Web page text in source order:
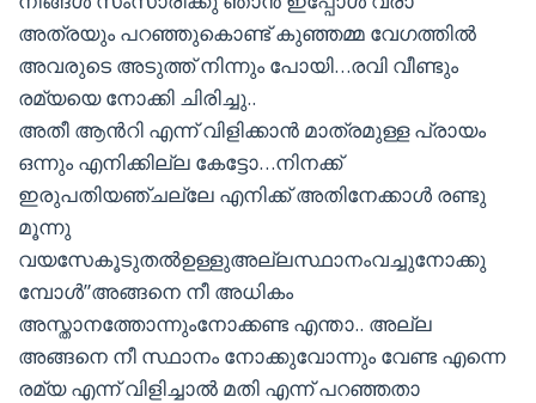
അത്രയും പറഞ്ഞുകൊണ്ട് കുഞ്ഞമ്മ വേഗത്തില്‍
അവരുടെ അടുത്ത് നിന്നും പോയി…രവി വീണ്ടും
രമ്യയെ നോക്കി ചിരിച്ചു..
അതീ ആന്‍റി എന്ന് വിളിക്കാന്‍ മാത്രമുള്ള പ്രായം
ഒന്നും എനിക്കില്ല കേട്ടോ…നിനക്ക്
ഇരുപതിയഞ്ചല്ലേ എനിക്ക് അതിനേക്കാള്‍ രണ്ടു
മൂന്നു
വയസേകൂടുതല്‍ഉള്ളുഅല്ലസ്ഥാനംവച്ചുനോക്കു
മ്പോള്‍”അങ്ങനെ നീ അധികം
അസ്താനത്തോന്നുംനോക്കണ്ട എന്താ.. അല്ല
അങ്ങനെ നീ സ്ഥാനം നോക്കുവോന്നും വേണ്ട എന്നെ
രമ്യ എന്ന് വിളിച്ചാല്‍ മതി എന്ന് പറഞ്ഞതാ